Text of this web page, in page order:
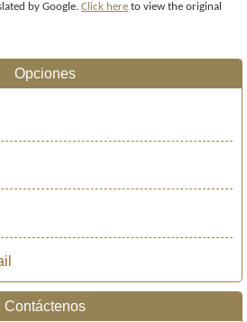
by Google. Click here to view the original
Opciones
Contáctenos